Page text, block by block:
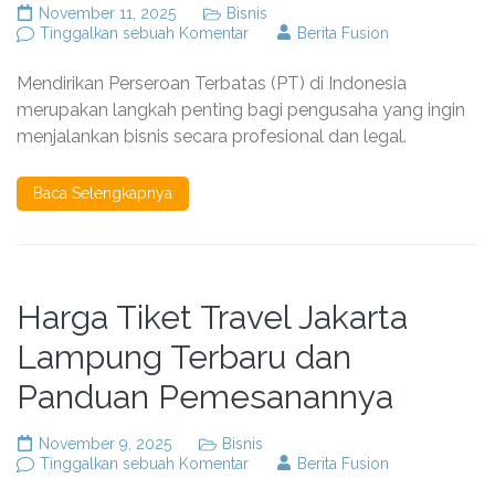
November 11, 2025
Bisnis
Tinggalkan sebuah Komentarpada
PT
Bisa
Selesai
dengan
Berita Fusion
Mendirikan Perseroan Terbatas (PT) di Indonesia
merupakan langkah penting bagi pengusaha yang ingin
menjalankan bisnis secara profesional dan legal.
Baca Selengkapnya
Harga Tiket Travel Jakarta
Lampung Terbaru dan
Panduan Pemesanannya
November 9, 2025
Bisnis
Tinggalkan sebuah Komentarpada
Berita Fusion